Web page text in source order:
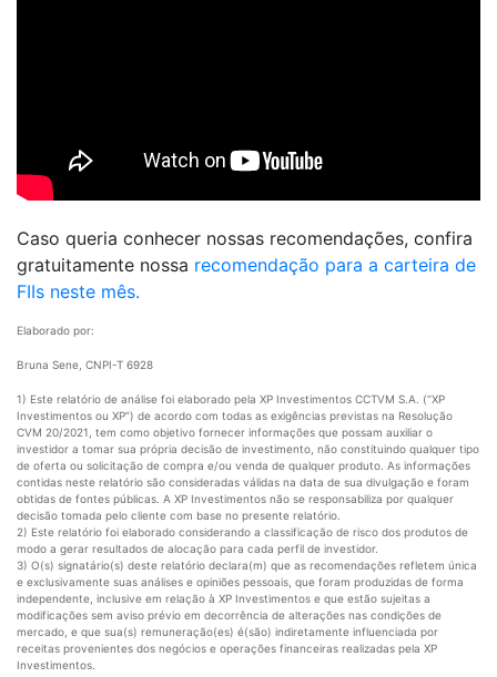
Caso queria conhecer nossas recomendações, confira
gratuitamente nossa recomendação para a carteira de
FIIs neste mês.
Elaborado por:
Bruna Sene, CNPI-T 6928
1) Este relatório de análise foi elaborado pela XP Investimentos CCTVM S.A. (“XP
Investimentos ou XP”) de acordo com todas as exigências previstas na Resolução
CVM 20/2021, tem como objetivo fornecer informações que possam auxiliar o
investidor a tomar sua própria decisão de investimento, não constituindo qualquer tipo
de oferta ou solicitação de compra e/ou venda de qualquer produto. As informações
contidas neste relatório são consideradas válidas na data de sua divulgação e foram
obtidas de fontes públicas. A XP Investimentos não se responsabiliza por qualquer
decisão tomada pelo cliente com base no presente relatório.
2) Este relatório foi elaborado considerando a classificação de risco dos produtos de
modo a gerar resultados de alocação para cada perfil de investidor.
3) O(s) signatário(s) deste relatório declara(m) que as recomendações refletem única
e exclusivamente suas análises e opiniões pessoais, que foram produzidas de forma
independente, inclusive em relação à XP Investimentos e que estão sujeitas a
modificações sem aviso prévio em decorrência de alterações nas condições de
mercado, e que sua(s) remuneração(es) é(são) indiretamente influenciada por
receitas provenientes dos negócios e operações financeiras realizadas pela XP
Investimentos.